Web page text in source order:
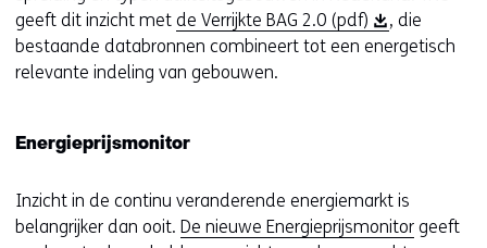
t
i
n
i
w
v
geeft dit inzicht met de Verrijkte BAG 2.0 (pdf)
o
n
n
, die
bestaande databronnen combineert tot een energetisch
relevante indeling van gebouwen.
Energieprijsmonitor
Inzicht in de continu veranderende energiemarkt is
belangrijker dan ooit. De nieuwe Energieprijsmonitor geeft